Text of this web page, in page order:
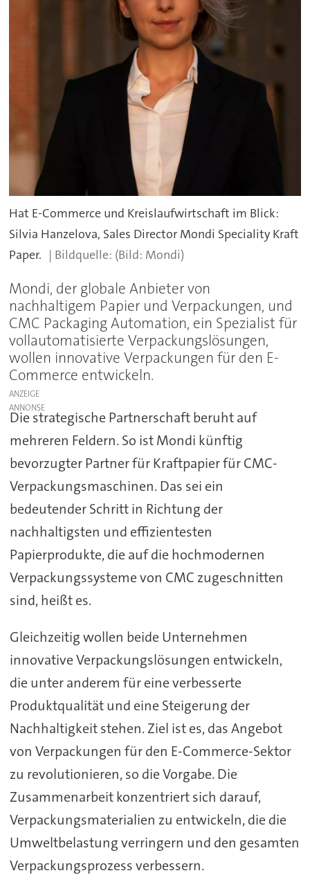
Hat E-Commerce und Kreislaufwirtschaft im Blick:
Silvia Hanzelova, Sales Director Mondi Speciality Kraft
Paper.
(Bild: Mondi)
Mondi, der globale Anbieter von
nachhaltigem Papier und Verpackungen, und
CMC Packaging Automation, ein Spezialist für
vollautomatisierte Verpackungslösungen,
wollen innovative Verpackungen für den E-
Commerce entwickeln.
ANZEIGE
Die strategische Partnerschaft beruht auf
mehreren Feldern. So ist Mondi künftig
bevorzugter Partner für Kraftpapier für CMC-
Verpackungsmaschinen. Das sei ein
bedeutender Schritt in Richtung der
nachhaltigsten und effizientesten
Papierprodukte, die auf die hochmodernen
Verpackungssysteme von CMC zugeschnitten
sind, heißt es.
Gleichzeitig wollen beide Unternehmen
innovative Verpackungslösungen entwickeln,
die unter anderem für eine verbesserte
Produktqualität und eine Steigerung der
Nachhaltigkeit stehen. Ziel ist es, das Angebot
von Verpackungen für den E-Commerce-Sektor
zu revolutionieren, so die Vorgabe. Die
Zusammenarbeit konzentriert sich darauf,
Verpackungsmaterialien zu entwickeln, die die
Umweltbelastung verringern und den gesamten
Verpackungsprozess verbessern.